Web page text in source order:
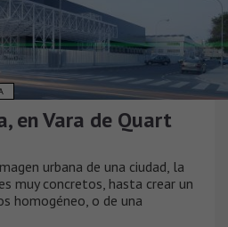
en Vara de Quart
urbana de una ciudad, la
muy concretos, hasta crear un
homogéneo, o de una